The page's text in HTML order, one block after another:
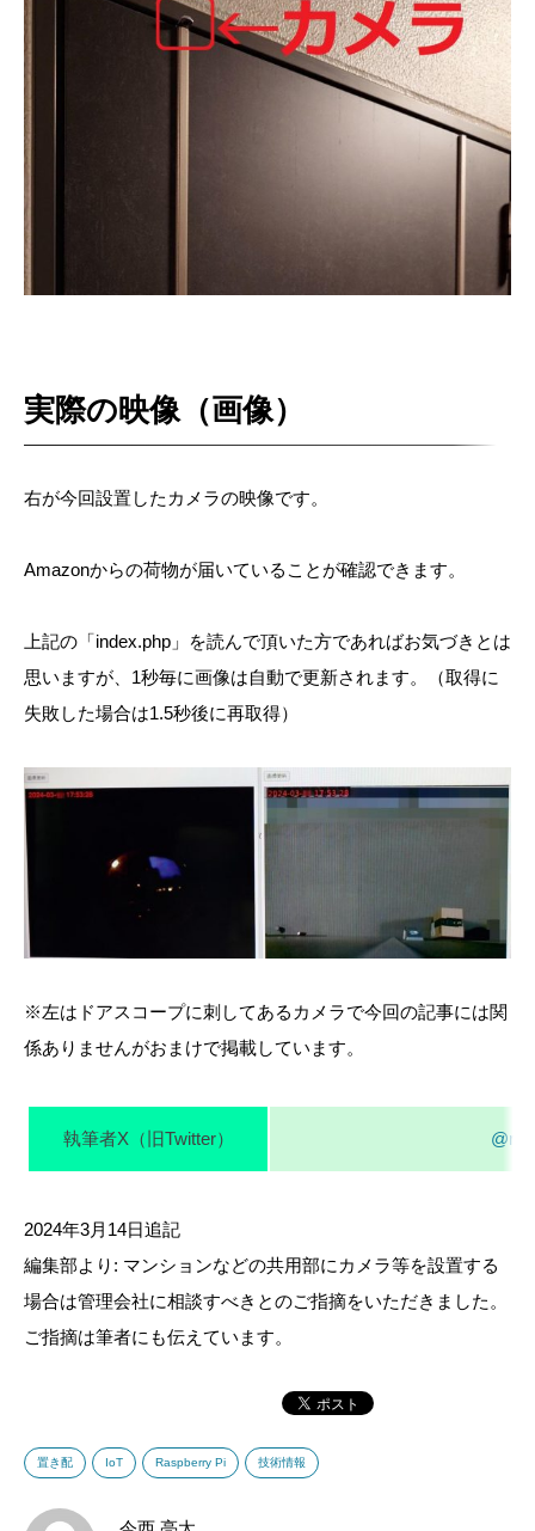
実際の映像（画像）
右が今回設置したカメラの映像です。
Amazonからの荷物が届いていることが確認できます。
上記の「index.php」を読んで頂いた方であればお気づきとは
思いますが、1秒毎に画像は自動で更新されます。（取得に
失敗した場合は1.5秒後に再取得）
※左はドアスコープに刺してあるカメラで今回の記事には関
係ありませんがおまけで掲載しています。
執筆者X（旧Twitter）
2024年3月14日追記
編集部より: マンションなどの共用部にカメラ等を設置する
場合は管理会社に相談すべきとのご指摘をいただきました。
ご指摘は筆者にも伝えています。
置き配 IoT Raspberry Pi 技術情報